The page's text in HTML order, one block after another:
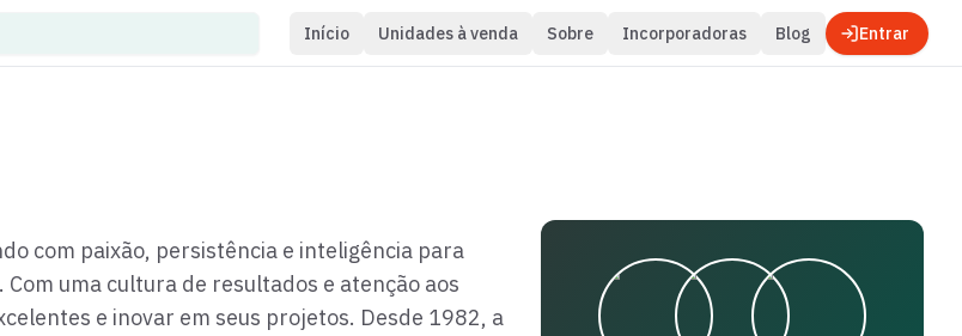
Início Unidades à venda Sobre Incorporadoras Blog Entrar
com paixão, persistência e inteligência para
uma cultura de resultados e atenção aos
e inovar em seus projetos. Desde 1982, a